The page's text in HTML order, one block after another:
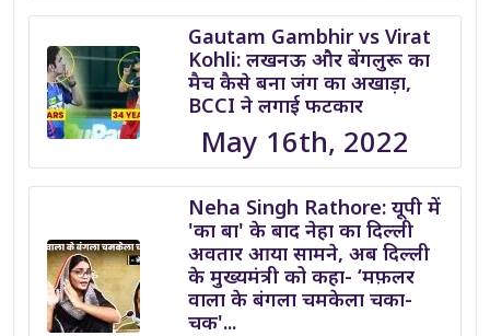
Gautam Gambhir vs Virat
Kohli: लखनऊ और बेंगलुरू का
मैच कैसे बना जंग का अखाड़ा,
BCCI ने लगाई फटकार
May 16th, 2022
Neha Singh Rathore: यूपी में
'का बा' के बाद नेहा का दिल्ली
अवतार आया सामने, अब दिल्ली
के मुख्यमंत्री को कहा- ‘मफ़लर
वाला के बंगला चमकेला चका-
चक'...